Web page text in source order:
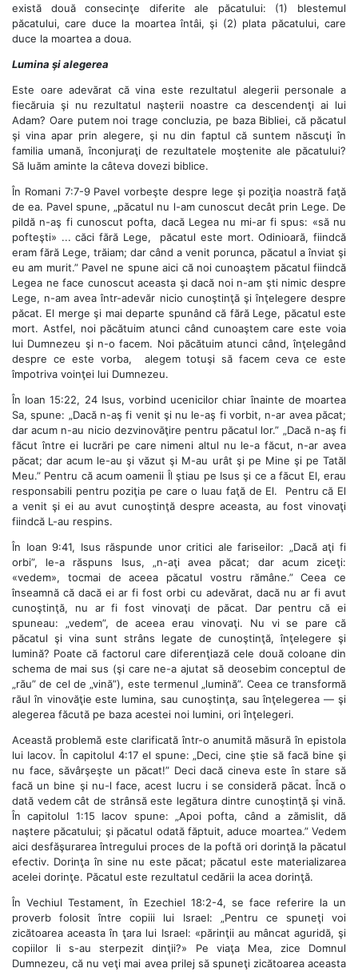
există două consecinţe diferite ale păcatului: (1) blestemul
păcatului, care duce la moartea întâi, şi (2) plata păcatului, care
duce la moartea a doua.
Lumina şi alegerea
Este oare adevărat că vina este rezultatul alegerii personale a
fiecăruia şi nu rezultatul naşterii noastre ca descendenţi ai lui
Adam? Oare putem noi trage concluzia, pe baza Bibliei, că păcatul
şi vina apar prin alegere, şi nu din faptul că suntem născuţi în
familia umană, înconjuraţi de rezultatele moştenite ale păcatului?
Să luăm aminte la câteva dovezi biblice.
În Romani 7:7-9 Pavel vorbeşte despre lege şi poziţia noastră faţă
de ea. Pavel spune, „păcatul nu l-am cunoscut decât prin Lege. De
pildă n-aş fi cunoscut pofta, dacă Legea nu mi-ar fi spus: «să nu
pofteşti» ... căci fără Lege, păcatul este mort. Odinioară, fiindcă
eram fără Lege, trăiam; dar când a venit porunca, păcatul a înviat şi
eu am murit.” Pavel ne spune aici că noi cunoaştem păcatul fiindcă
Legea ne face cunoscut aceasta şi dacă noi n-am şti nimic despre
Lege, n-am avea într-adevăr nicio cunoştinţă şi înţelegere despre
păcat. El merge şi mai departe spunând că fără Lege, păcatul este
mort. Astfel, noi păcătuim atunci când cunoaştem care este voia
lui Dumnezeu şi n-o facem. Noi păcătuim atunci când, înţelegând
despre ce este vorba, alegem totuşi să facem ceva ce este
împotriva voinţei lui Dumnezeu.
În Ioan 15:22, 24 Isus, vorbind ucenicilor chiar înainte de moartea
Sa, spune: „Dacă n-aş fi venit şi nu le-aş fi vorbit, n-ar avea păcat;
dar acum n-au nicio dezvinovăţire pentru păcatul lor.” „Dacă n-aş fi
făcut între ei lucrări pe care nimeni altul nu le-a făcut, n-ar avea
păcat; dar acum le-au şi văzut şi M-au urât şi pe Mine şi pe Tatăl
Meu.” Pentru că acum oamenii Îl ştiau pe Isus şi ce a făcut El, erau
responsabili pentru poziţia pe care o luau faţă de El. Pentru că El
a venit şi ei au avut cunoştinţă despre aceasta, au fost vinovaţi
fiindcă L-au respins.
În Ioan 9:41, Isus răspunde unor critici ale fariseilor: „Dacă aţi fi
orbi”, le-a răspuns Isus, „n-aţi avea păcat; dar acum ziceţi:
«vedem», tocmai de aceea păcatul vostru rămâne.” Ceea ce
înseamnă că dacă ei ar fi fost orbi cu adevărat, dacă nu ar fi avut
cunoştinţă, nu ar fi fost vinovaţi de păcat. Dar pentru că ei
spuneau: „vedem”, de aceea erau vinovaţi. Nu vi se pare că
păcatul şi vina sunt strâns legate de cunoştinţă, înţelegere şi
lumină? Poate că factorul care diferenţiază cele două coloane din
schema de mai sus (şi care ne-a ajutat să deosebim conceptul de
„rău” de cel de „vină”), este termenul „lumină”. Ceea ce transformă
răul în vinovăţie este lumina, sau cunoştinţa, sau înţelegerea — şi
alegerea făcută pe baza acestei noi lumini, ori înţelegeri.
Această problemă este clarificată într-o anumită măsură în epistola
lui Iacov. În capitolul 4:17 el spune: „Deci, cine ştie să facă bine şi
nu face, săvârşeşte un păcat!” Deci dacă cineva este în stare să
facă un bine şi nu-l face, acest lucru i se consideră păcat. Încă o
dată vedem cât de strânsă este legătura dintre cunoştinţă şi vină.
În capitolul 1:15 Iacov spune: „Apoi pofta, când a zămislit, dă
naştere păcatului; şi păcatul odată făptuit, aduce moartea.” Vedem
aici desfăşurarea întregului proces de la poftă ori dorinţă la păcatul
efectiv. Dorinţa în sine nu este păcat; păcatul este materializarea
acelei dorinţe. Păcatul este rezultatul cedării la acea dorinţă.
În Vechiul Testament, în Ezechiel 18:2-4, se face referire la un
proverb folosit între copiii lui Israel: „Pentru ce spuneţi voi
zicătoarea aceasta în ţara lui Israel: «părinţii au mâncat aguridă, şi
copiilor li s-au sterpezit dinţii?» Pe viaţa Mea, zice Domnul
Dumnezeu, că nu veţi mai avea prilej să spuneţi zicătoarea aceasta